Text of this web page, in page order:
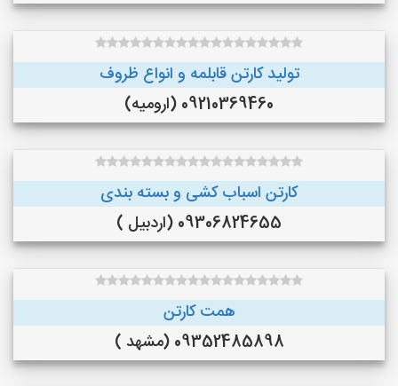
تولید کارتن قابلمه و انواع ظروف
09210369460 (ارومیه)
کارتن اسباب کشی و بسته بندی
09306824655 (اردبیل )
همت کارتن
09352485898 (مشهد )